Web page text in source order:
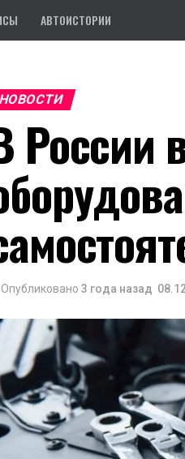
АВТОИСТОРИИ
НОВОСТИ
России
Опубликовано 3 года назад